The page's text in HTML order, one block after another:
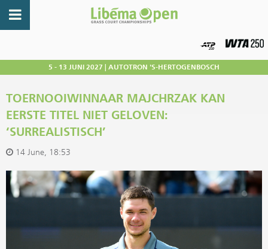
5 - 13 JUNI 2027 | AUTOTRON 'S-HERTOGENBOSCH
TOERNOOIWINNAAR MAJCHRZAK KAN
EERSTE TITEL NIET GELOVEN:
‘SURREALISTISCH’
14 June, 18:53